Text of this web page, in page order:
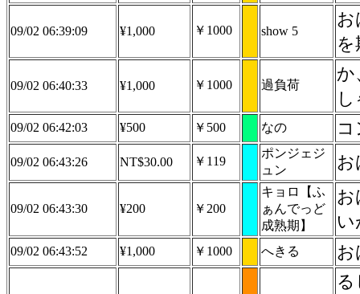
09/02 06:39:09 ¥1,000 ￥1000 show 5
お
を
09/02 06:40:33 ¥1,000 ￥1000 過負荷
か
09/02 06:42:03 ¥500 ￥500 なの
09/02 06:43:26 NT$30.00 ￥119
ポンジェジ
ュン
09/02 06:43:30 ¥200 ￥200
キョロ【ふ
ぁんでっど
成熟期】
お
い
09/02 06:43:52 ¥1,000 ￥1000 へきる お